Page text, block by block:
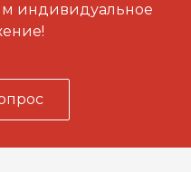
индивидуальное